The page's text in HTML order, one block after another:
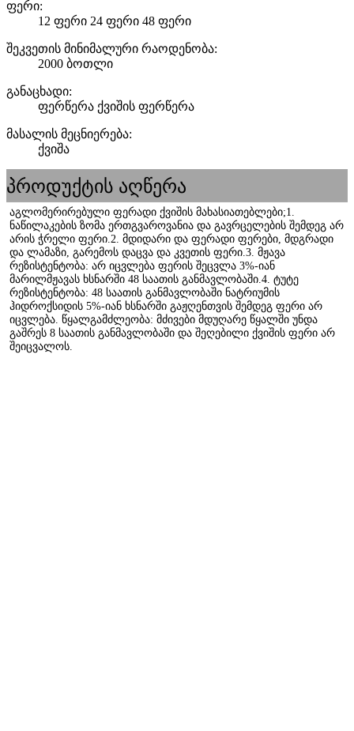
ფერი:
12 ფერი 24 ფერი 48 ფერი
შეკვეთის მინიმალური რაოდენობა:
2000 ბოთლი
განაცხადი:
ფერწერა ქვიშის ფერწერა
მასალის მეცნიერება:
ქვიშა
პროდუქტის აღწერა
აგლომერირებული ფერადი ქვიშის მახასიათებლები;1.
ნაწილაკების ზომა ერთგვაროვანია და გავრცელების შემდეგ არ
არის ჭრელი ფერი.2. მდიდარი და ფერადი ფერები, მდგრადი
და ლამაზი, გარემოს დაცვა და კვეთის ფერი.3. მჟავა
რეზისტენტობა: არ იცვლება ფერის შეცვლა 3%-იან
მარილმჟავას ხსნარში 48 საათის განმავლობაში.4. ტუტე
რეზისტენტობა: 48 საათის განმავლობაში ნატრიუმის
ჰიდროქსიდის 5%-იან ხსნარში გაჟღენთვის შემდეგ ფერი არ
იცვლება. წყალგამძლეობა: მძივები მდუღარე წყალში უნდა
გაშრეს 8 საათის განმავლობაში და შეღებილი ქვიშის ფერი არ
შეიცვალოს.